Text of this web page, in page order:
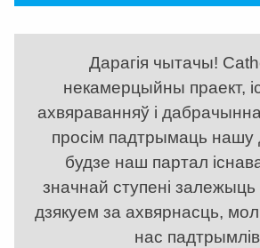
Дарагія чытачы!
некамерцыйны праект,
ахвяраванняў і
просім падтрымаць нашу
будзе наш партал
значнай ступені
дзякуем за ахвярнасць,
нас